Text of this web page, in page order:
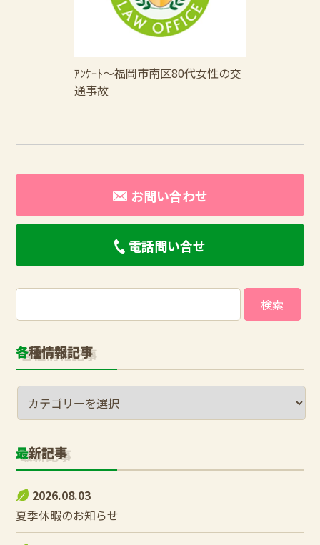
ｱﾝｹｰﾄ～福岡市南区80代女性の交
通事故
お問い合わせ
電話問い合せ
索:
各種情報記事
最新記事
2026.08.03
夏季休暇のお知らせ